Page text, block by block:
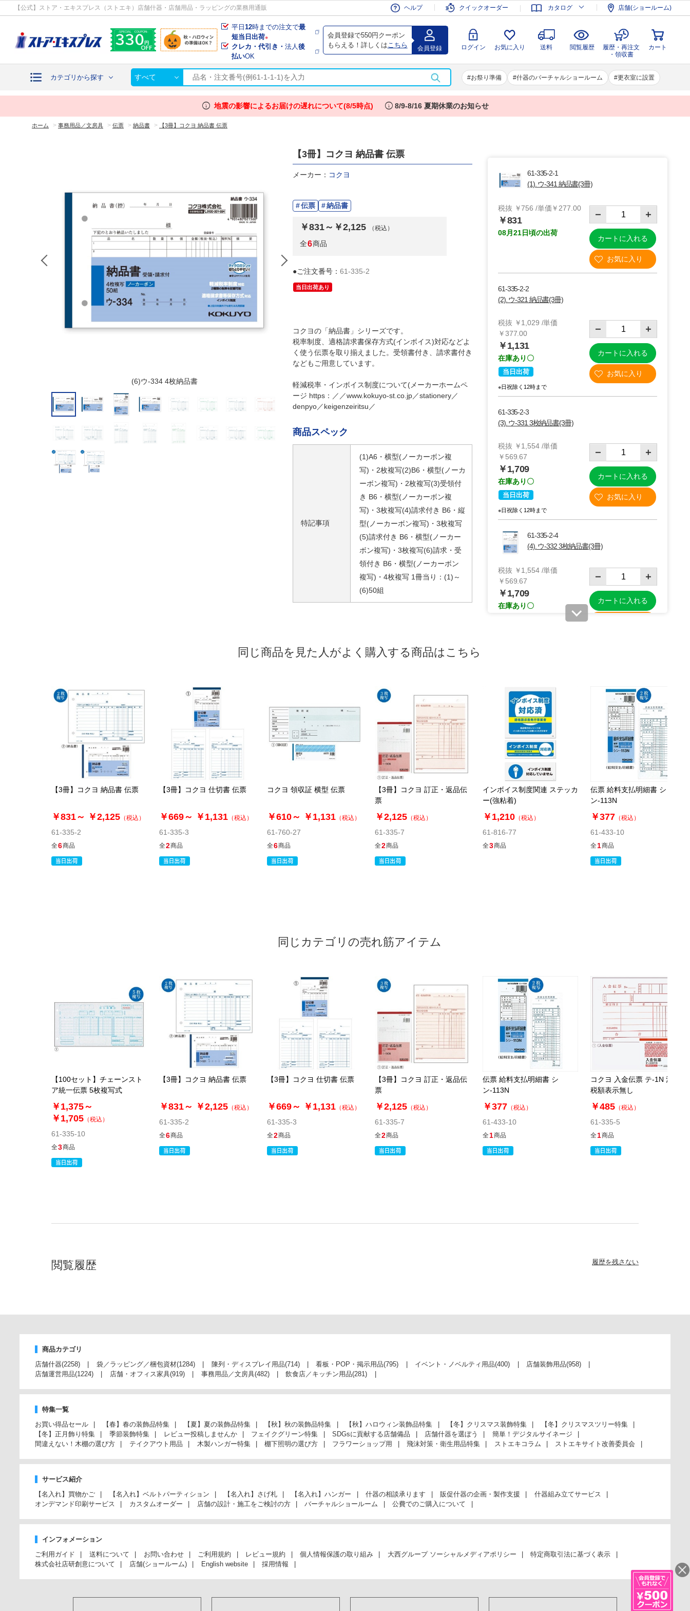
【公式】ストア・エキスプレス（ストエキ）店舗什器・店舗用品・ラッピングの業務用通販 ヘルプ クイックオーダー カタログ 店舗(ショールーム)
平日12時までの注文で最
短当日出荷※
クレカ・代引き・法人後
払いOK
会員登録で550円クーポン
もらえる！詳しくは こちら 会員登録 ログイン お気に入り 送料 閲覧履歴
履歴・再注文
・領収書
カート
カテゴリから探す すべて お祭り準備 什器のバーチャルショールーム 更衣室に設置
会員登録 ログイン お気に入り 送料 閲覧履歴
履歴・再注文
・領収書
カート
info 地震の影響によるお届けの遅れについて(8/5時点) info 8/9-8/16 夏期休業のお知らせ
ホーム > 事務用品／文房具 > 伝票 > 納品書 > 【3冊】コクヨ 納品書 伝票
(6)ウ-334 4枚納品書 (1)ウ-341 納品書 (4)ウ-332 3枚納品書
【3冊】コクヨ 納品書 伝票
メーカー： コクヨ
伝票 納品書
￥831～￥2,125 （税込）
全6商品
●ご注文番号： 61-335-2
当日出荷あり
コクヨの「納品書」シリーズです。
税率制度、適格請求書保存方式(インボイス)対応などよ
く使う伝票を取り揃えました。受領書付き、請求書付き
などもご用意しています。
軽減税率・インボイス制度について(メーカーホームペ
ージ https：／／www.kokuyo-st.co.jp／stationery／
denpyo／keigenzeiritsu／
商品スペック
特記事項
(1)A6・横型(ノーカーボン複
写)・2枚複写(2)B6・横型(ノーカ
ーボン複写)・2枚複写(3)受領付
き B6・横型(ノーカーボン複
写)・3枚複写(4)請求付き B6・縦
型(ノーカーボン複写)・3枚複写
(5)請求付き B6・横型(ノーカー
ボン複写)・3枚複写(6)請求・受
領付き B6・横型(ノーカーボン
複写)・4枚複写 1冊当り：(1)～
(6)50組
61-335-2-1
(1). ウ-341 納品書(3冊)
税抜 ￥756 /単価￥277.00
￥831
08月21日頃の出荷
カートに入れる
61-335-2-2
(2). ウ-321 納品書(3冊)
税抜 ￥1,029 /単価
￥377.00
￥1,131
在庫あり〇
当日出荷
※日祝除く12時まで
カートに入れる
61-335-2-3
(3). ウ-331 3枚納品書(3冊)
税抜 ￥1,554 /単価
￥569.67
￥1,709
在庫あり〇
当日出荷
※日祝除く12時まで
カートに入れる
61-335-2-4
(4). ウ-332 3枚納品書(3冊)
税抜 ￥1,554 /単価
￥569.67
￥1,709
在庫あり〇
カートに入れる
税抜 ￥1,554 /単価
￥569.67
￥1,709
08月21日頃の出荷
カートに入れる
61-335-2-6
(6). ウ-334 4枚納品書(3冊)
￥708.34
￥2,125
在庫あり〇
同じ商品を見た人がよく購入する商品はこちら
【3冊】コクヨ 納品書 伝票
￥831～ ￥2,125 （税込）
61-335-2
全6商品
【3冊】コクヨ 仕切書 伝票
￥669～ ￥1,131 （税込）
61-335-3
全2商品
コクヨ 領収証 横型 伝票
￥610～ ￥1,131 （税込）
61-760-27
全6商品
【3冊】コクヨ 訂正・返品伝
票
￥2,125 （税込）
61-335-7
全2商品
インボイス制度関連 ステッカ
ー(強粘着)
￥1,210 （税込）
61-816-77
全3商品
伝票 給料支払明細書 シ
ン-113N
￥377 （税込）
61-433-10
全1商品
同じカテゴリの売れ筋アイテム
【100セット】チェーンスト
ア統一伝票 5枚複写式
￥1,375～
￥1,705 （税込）
61-335-10
全3商品
【3冊】コクヨ 納品書 伝票
￥831～ ￥2,125 （税込）
61-335-2
全6商品
【3冊】コクヨ 仕切書 伝票
￥669～ ￥1,131 （税込）
61-335-3
全2商品
【3冊】コクヨ 訂正・返品伝
票
￥2,125 （税込）
61-335-7
全2商品
伝票 給料支払明細書 シ
ン-113N
￥377 （税込）
61-433-10
全1商品
コクヨ 入金伝票 テ-1N 消費
税額表示無し
￥485 （税込）
61-335-5
全1商品
閲覧履歴 履歴を残さない
商品カテゴリ
店舗什器(2258) 袋／ラッピング／梱包資材(1284) 陳列・ディスプレイ用品(714) 看板・POP・掲示用品(795) イベント・ノベルティ用品(400) 店舗装飾用品(958)
店舗運営用品(1224) 店舗・オフィス家具(919) 事務用品／文房具(482) 飲食店／キッチン用品(281)
特集一覧
お買い得品セール
【春】春の装飾品特集 【夏】夏の装飾品特集 【秋】秋の装飾品特集 【秋】ハロウィン装飾品特集 【冬】クリスマス装飾特集
【冬】クリスマスツリー特集
【冬】正月飾り特集
季節装飾特集 レビュー投稿しませんか フェイクグリーン特集 SDGsに貢献する店舗備品 店舗什器を選ぼう
簡単！デジタルサイネージ
間違えない！木棚の選び方
テイクアウト用品 木製ハンガー特集 棚下照明の選び方 フラワーショップ用 飛沫対策・衛生用品特集 ストエキコラム ストエキサイト改善委員会
サービス紹介
【名入れ】買物かご
【名入れ】ベルトパーティション 【名入れ】さげ札 【名入れ】ハンガー 什器の相談承ります 販促什器の企画・製作支援
什器組み立てサービス
オンデマンド印刷サービス
カスタムオーダー 店舗の設計・施工をご検討の方 バーチャルショールーム 公費でのご購入について
インフォメーション
ご利用ガイド
送料について お問い合わせ ご利用規約 レビュー規約 個人情報保護の取り組み 大西グループ ソーシャルメディアポリシー
特定商取引法に基づく表示
株式会社店研創意について
店舗(ショールーム) English website 採用情報